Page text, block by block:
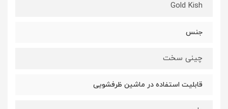
Gold Kish
جنس
چینی سخت
قابلیت استفاده در ماشین ظرفشویی